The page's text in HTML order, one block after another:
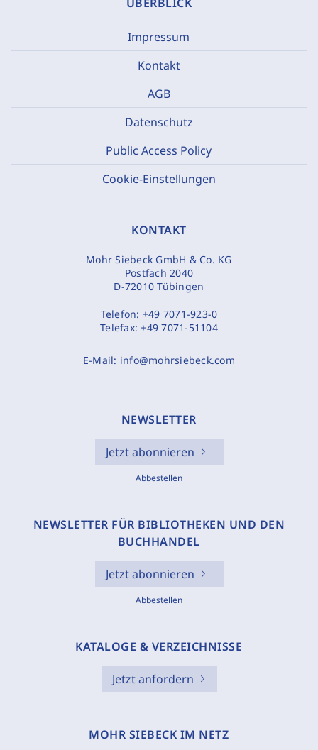
Impressum
Kontakt
AGB
Datenschutz
Public Access Policy
Cookie-Einstellungen
KONTAKT
Mohr Siebeck GmbH & Co. KG
Postfach 2040
D-72010 Tübingen
Telefon: +49 7071-923-0
Telefax:+49 7071-51104
E-Mail: info@mohrsiebeck.com
NEWSLETTER
Jetzt abonnieren
Abbestellen
NEWSLETTER FÜR BIBLIOTHEKEN UND DEN
BUCHHANDEL
Jetzt abonnieren
Abbestellen
KATALOGE & VERZEICHNISSE
Jetzt anfordern
MOHR SIEBECK IM NETZ